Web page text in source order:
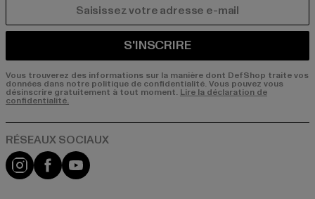
S'INSCRIRE
Vous trouverez des informations sur la manière dont DefShop traite vos
données dans notre politique de confidentialité. Vous pouvez vous
désinscrire gratuitement à tout moment.Lire la déclaration de
confidentialité.
Visit our Instagram page:
Visit our Facebook page:
Visit our YouTube channel: